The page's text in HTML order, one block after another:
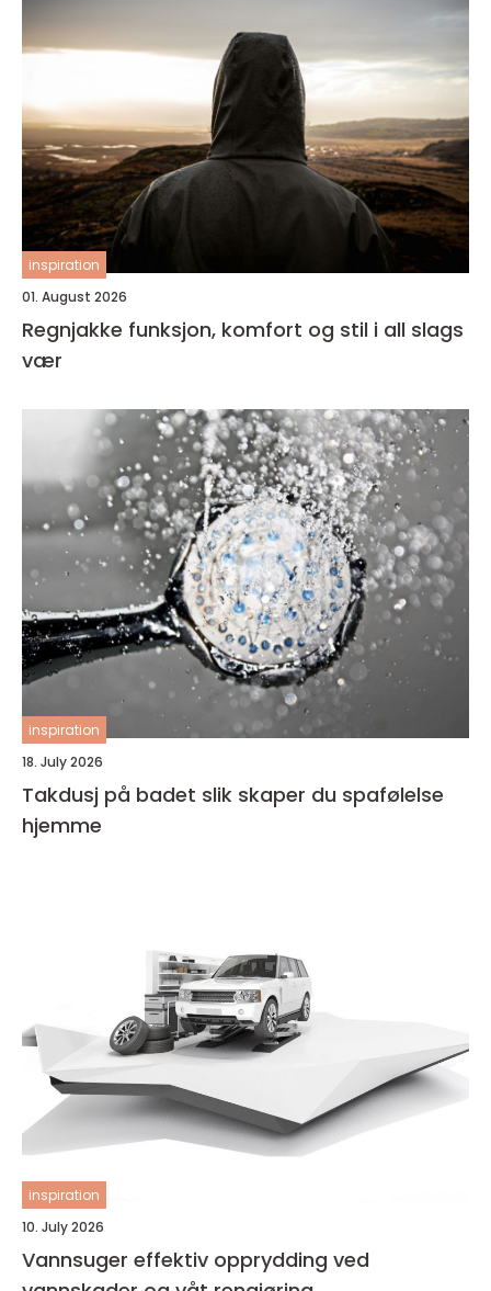
inspiration
01. August 2026
Regnjakke funksjon, komfort og stil i all slags
vær
inspiration
18. July 2026
Takdusj på badet slik skaper du spafølelse
hjemme
inspiration
10. July 2026
Vannsuger effektiv opprydding ved